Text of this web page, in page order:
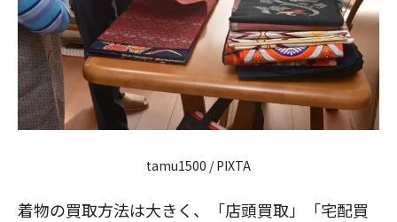
tamu1500 / PIXTA
着物の買取方法は大きく、「店頭買取」「宅配買